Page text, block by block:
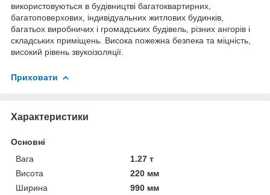
використовуються в будівництві багатоквартирних,
багатоповерхових, індивідуальних житлових будинків,
багатьох виробничих і громадських будівель, різних ангорів і
складських приміщень. Висока пожежна безпека та міцність,
високий рівень звукоізоляції.
Приховати
Характеристики
Основні
Вага
1.27 т
Висота
220 мм
Ширина
990 мм